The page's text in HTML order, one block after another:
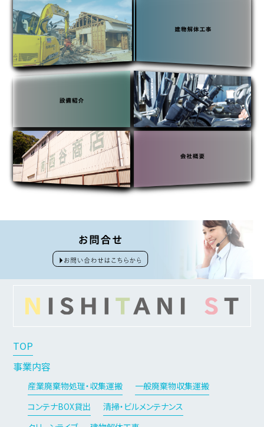
TOP
事業内容
産業廃棄物処理・収集運搬
一般廃棄物収集運搬
コンテナBOX貸出
清掃・ビルメンテナンス